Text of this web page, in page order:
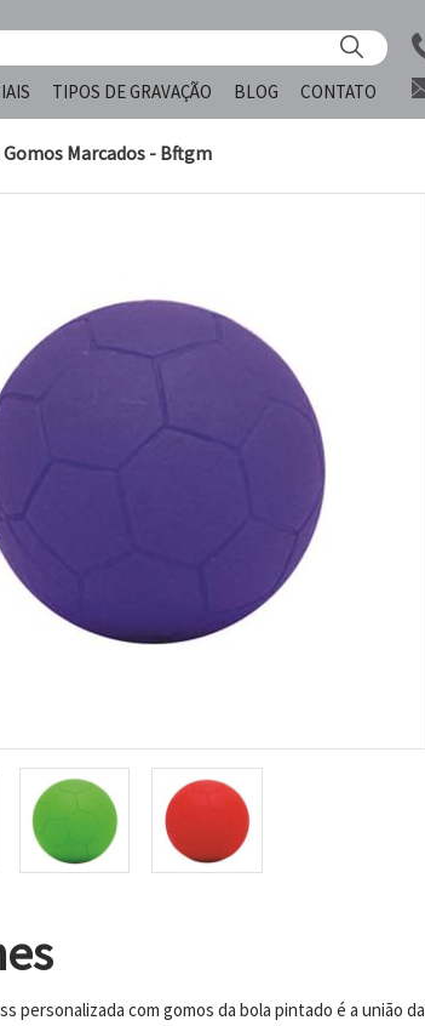
TIPOS DE GRAVAÇÃO BLOG CONTATO
Marcados - Bftgm
personalizada com gomos da bola pintado é a união da